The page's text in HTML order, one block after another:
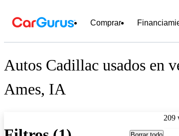
Comprar
Autos Cadillac usados en
Ames, IA
209